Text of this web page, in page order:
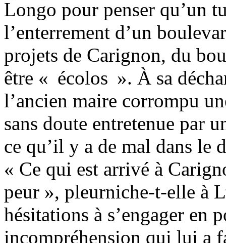
Longo pour penser qu’un
l’enterrement d’un
projets de Carignon, du
être « écolos ». À sa
l’ancien maire corrompu
sans doute entretenue par
ce qu’il y a de mal dans le
« Ce qui est arrivé à
peur », pleurniche-t-elle à
hésitations à s’engager en
incompréhension qui lui a